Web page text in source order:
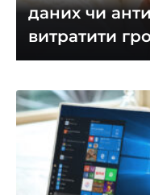
даних чи
витратити